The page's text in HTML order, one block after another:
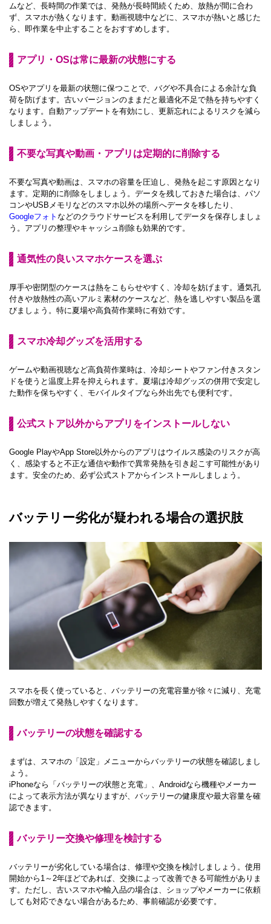
ムなど、長時間の作業では、発熱が長時間続くため、放熱が間に合わ
ず、スマホが熱くなります。動画視聴中などに、スマホが熱いと感じた
ら、即作業を中止することをおすすめします。
アプリ・OSは常に最新の状態にする
OSやアプリを最新の状態に保つことで、バグや不具合による余計な負
荷を防げます。古いバージョンのままだと最適化不足で熱を持ちやすく
なります。自動アップデートを有効にし、更新忘れによるリスクを減ら
しましょう。
不要な写真や動画・アプリは定期的に削除する
不要な写真や動画は、スマホの容量を圧迫し、発熱を起こす原因となり
ます。定期的に削除をしましょう。データを残しておきた場合は、パソ
コンやUSBメモリなどのスマホ以外の場所へデータを移したり、
Googleフォト などのクラウドサービスを利用してデータを保存しましょ
う。アプリの整理やキャッシュ削除も効果的です。
通気性の良いスマホケースを選ぶ
厚手や密閉型のケースは熱をこもらせやすく、冷却を妨げます。通気孔
付きや放熱性の高いアルミ素材のケースなど、熱を逃しやすい製品を選
びましょう。特に夏場や高負荷作業時に有効です。
スマホ冷却グッズを活用する
ゲームや動画視聴など高負荷作業時は、冷却シートやファン付きスタン
ドを使うと温度上昇を抑えられます。夏場は冷却グッズの併用で安定し
た動作を保ちやすく、モバイルタイプなら外出先でも便利です。
公式ストア以外からアプリをインストールしない
Google PlayやApp Store以外からのアプリはウイルス感染のリスクが高
く、感染すると不正な通信や動作で異常発熱を引き起こす可能性があり
ます。安全のため、必ず公式ストアからインストールしましょう。
バッテリー劣化が疑われる場合の選択肢
スマホを長く使っていると、バッテリーの充電容量が徐々に減り、充電
回数が増えて発熱しやすくなります。
バッテリーの状態を確認する
まずは、スマホの「設定」メニューからバッテリーの状態を確認しまし
ょう。
iPhoneなら「バッテリーの状態と充電」、Androidなら機種やメーカー
によって表示方法が異なりますが、バッテリーの健康度や最大容量を確
認できます。
バッテリー交換や修理を検討する
バッテリーが劣化している場合は、修理や交換を検討しましょう。使用
開始から1～2年ほどであれば、交換によって改善できる可能性がありま
す。ただし、古いスマホや輸入品の場合は、ショップやメーカーに依頼
しても対応できない場合があるため、事前確認が必要です。